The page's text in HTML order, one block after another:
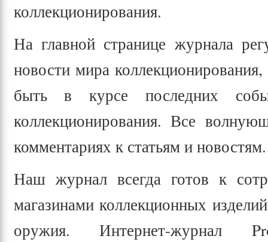
коллекционирования.
На главной странице журнала
новости мира
быть в курсе последних
коллекционирования. Все
комментариях к статьям и новостям.
Наш журнал всегда готов к
магазинами коллекционных
оружия. Интернет-журнал